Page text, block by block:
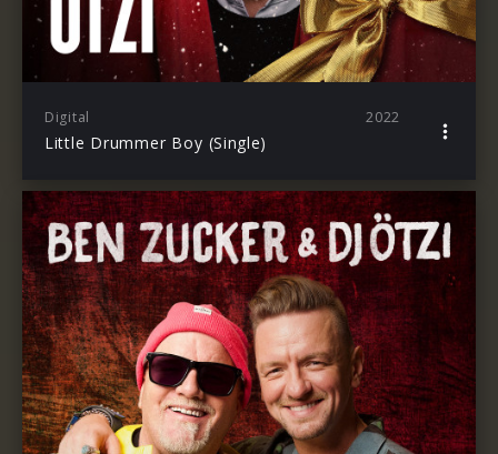
Digital 2022
Little Drummer Boy (Single)